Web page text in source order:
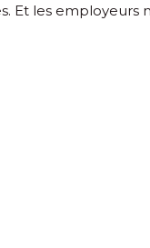
Et les employeurs